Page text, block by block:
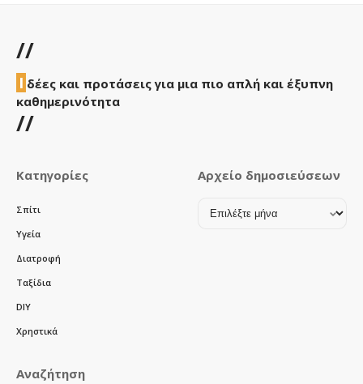
//
Ι δέες και προτάσεις για μια πιο απλή και έξυπνη
καθημερινότητα
//
Κατηγορίες
Σπίτι
Υγεία
Διατροφή
Ταξίδια
DIY
Χρηστικά
Αρχείο δημοσιεύσεων
Αρχείο
Αναζήτηση